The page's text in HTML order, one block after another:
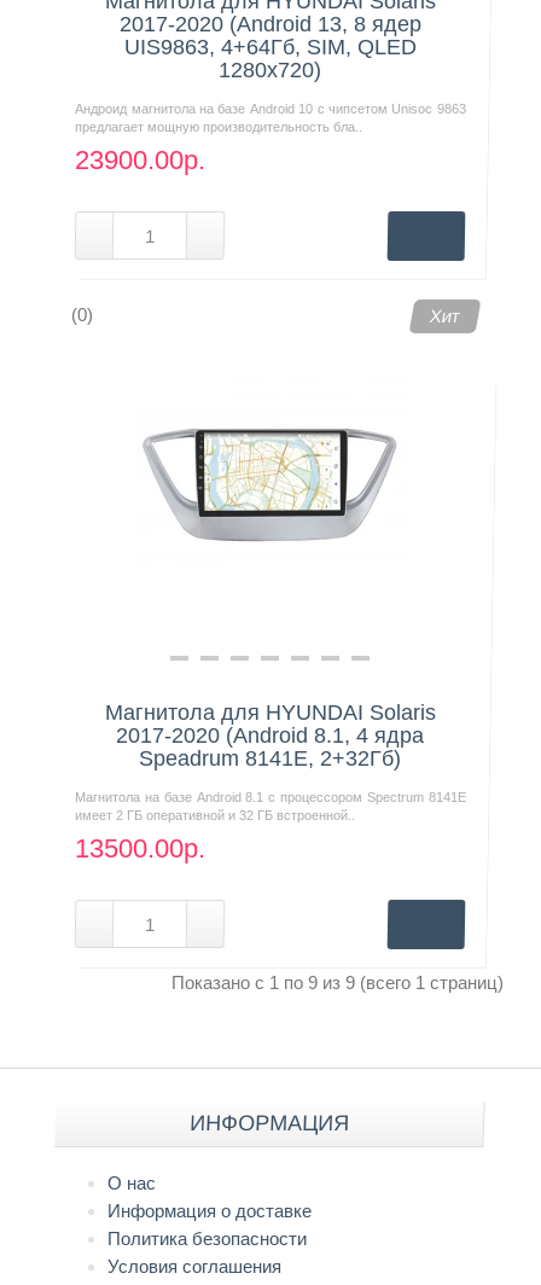
2017-2020 (Android 13, 8 ядер
UIS9863, 4+64Гб, SIM, QLED
1280x720)
Андроид магнитола на базе Android 10 с чипсетом Unisoc 9863
предлагает мощную производительность бла..
23900.00р.
(0) Хит
Магнитола для HYUNDAI Solaris
2017-2020 (Android 8.1, 4 ядра
Speadrum 8141E, 2+32Гб)
Магнитола на базе Android 8.1 с процессором Spectrum 8141E
имеет 2 ГБ оперативной и 32 ГБ встроенной..
13500.00р.
Показано с 1 по 9 из 9 (всего 1 страниц)
ИНФОРМАЦИЯ
О нас
Информация о доставке
Политика безопасности
Условия соглашения